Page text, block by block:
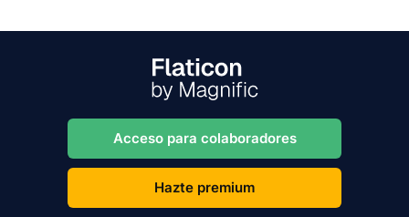
Acceso para colaboradores
Hazte premium